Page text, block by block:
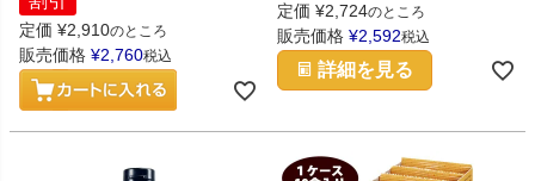
定価 ¥2,910のところ
販売価格 ¥2,760税込
定価 ¥2,724のところ
販売価格 ¥2,592税込
詳細を見る